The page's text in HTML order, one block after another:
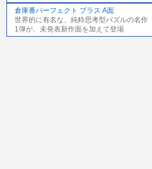
倉庫番パーフェクト プラス A面
世界的に有名な、純粋思考型パズルの名作
1弾が、未発表新作面を加えて登場